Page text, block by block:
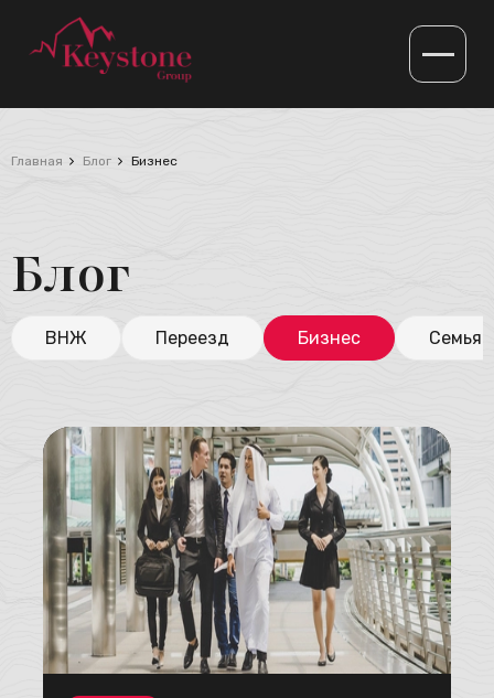
Главная Блог Бизнес
Блог
ВНЖ Переезд Бизнес Семья